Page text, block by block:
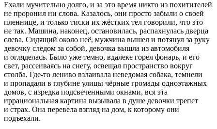
Ехали мучительно долго, и за это время никто из похитителей
не проронил ни слова. Казалось, они просто забыли о своей
пленнице, и только тиски их жёстких тел говорили, что это
не так. Машина, наконец, остановилась, распахнулась дверца
слева. Сидящий около неё, мужчина вышел и потянул за руку
девочку следом за собой, девочка вышла из автомобиля
и огляделась. Было уже темно, вдалеке горел фонарь, и его
свет, рассеиваясь на снегу, освещал пространство вокруг
столба. Где-то лениво взлаивала неведомая собака, темнели
и пропадали в глубине улицы чёрные громады одноэтажных
домов, с изредка подсвеченными окнами, вся эта
иррациональная картина вызывала в душе девочки трепет
и страх. Она перевела взгляд на дом, к которому они
подъехали.